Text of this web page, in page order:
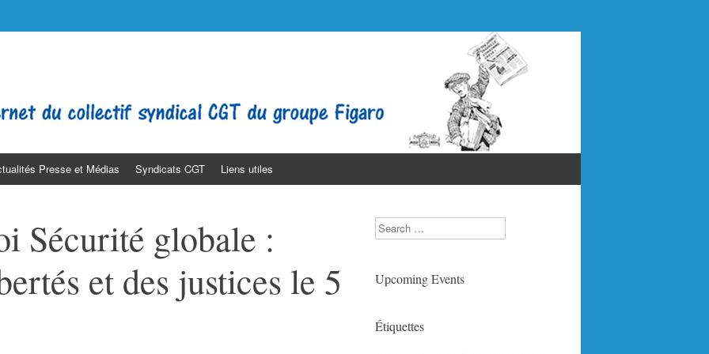
Journaliste. SNJ-CGT SGLCE Filpac Presse PQN LE FIGARO
Presse et Médias Syndicats CGT Liens utiles
Sécurité globale :
et des justices le 5
Search
Upcoming Events
Étiquettes